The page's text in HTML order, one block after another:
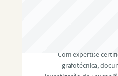
Com expertise
grafotécnica,